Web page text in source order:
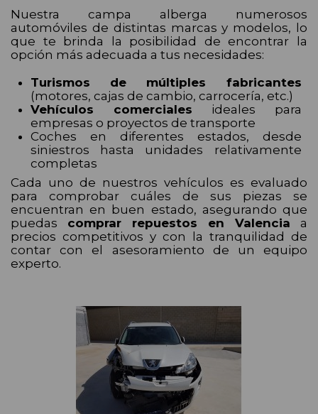
Nuestra campa alberga numerosos
automóviles de distintas marcas y modelos, lo
que te brinda la posibilidad de encontrar la
opción más adecuada a tus necesidades:
Turismos de múltiples fabricantes
(motores, cajas de cambio, carrocería, etc.)
Vehículos comerciales ideales para
empresas o proyectos de transporte
Coches en diferentes estados, desde
siniestros hasta unidades relativamente
completas
Cada uno de nuestros vehículos es evaluado
para comprobar cuáles de sus piezas se
encuentran en buen estado, asegurando que
puedas comprar repuestos en Valencia a
precios competitivos y con la tranquilidad de
contar con el asesoramiento de un equipo
experto.